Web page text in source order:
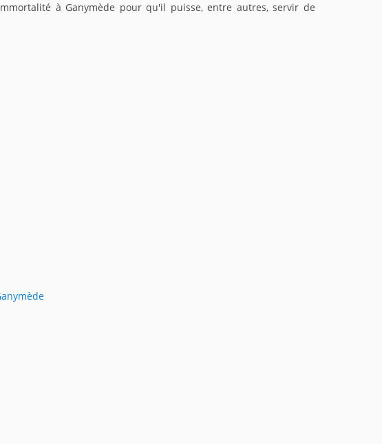
à Ganymède pour qu'il puisse, entre autres, servir de